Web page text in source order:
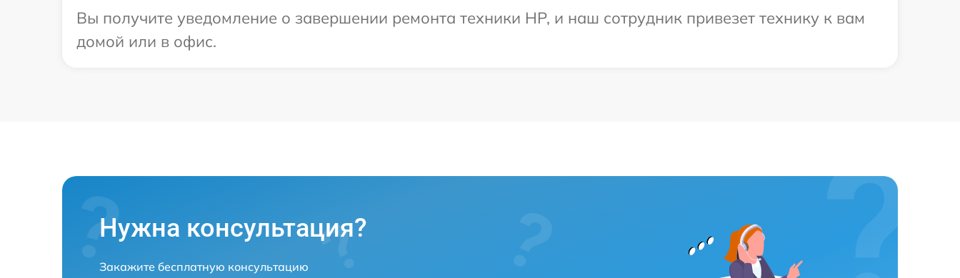
Вы получите уведомление о завершении ремонта техники HP, и наш сотрудник привезет технику к вам
домой или в офис.
Нужна консультация?
Закажите бесплатную консультацию